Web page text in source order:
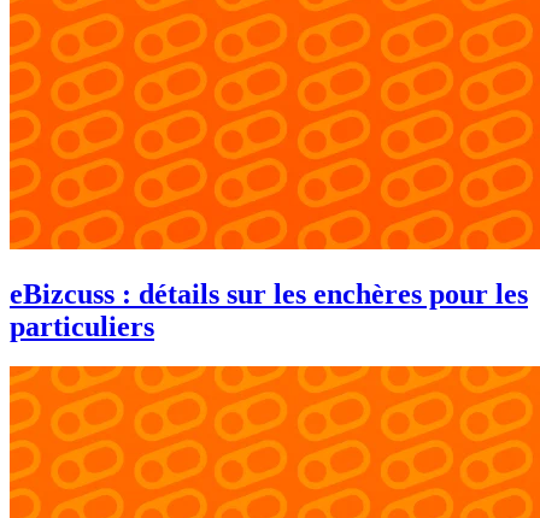
eBizcuss : détails sur les enchères pour les
particuliers